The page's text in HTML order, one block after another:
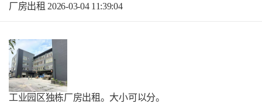
厂房出租 2026-03-04 11:39:04
工业园区独栋厂房出租。大小可以分。